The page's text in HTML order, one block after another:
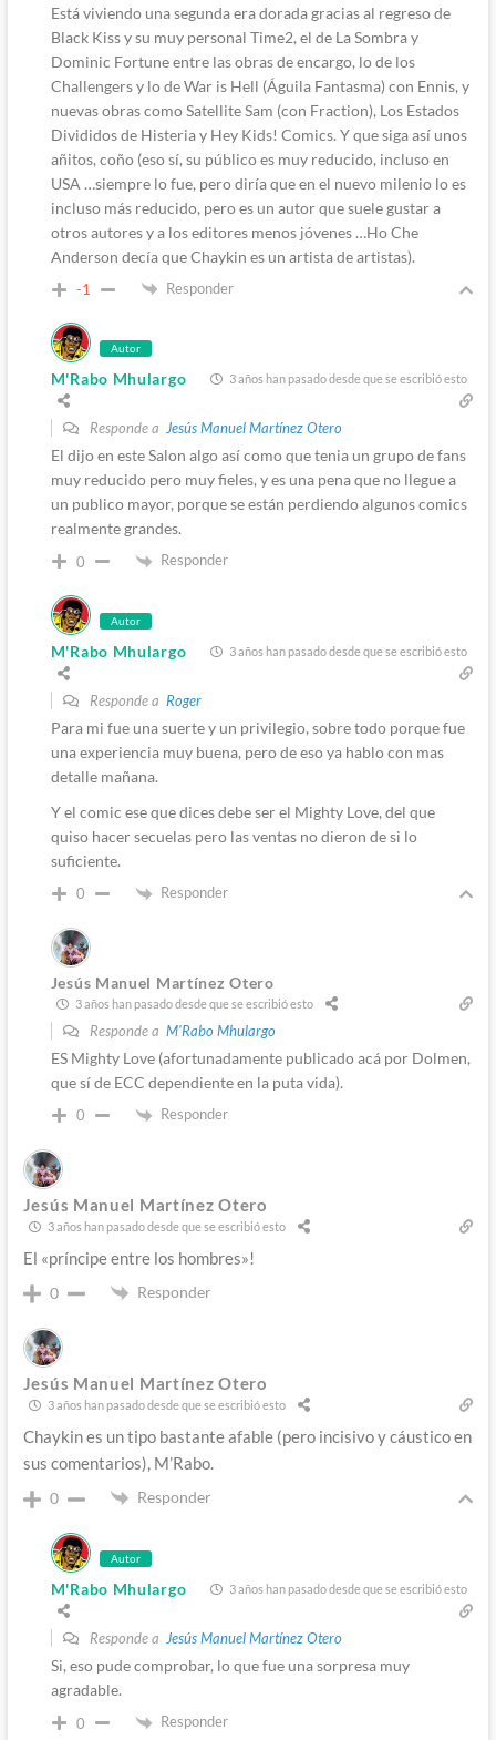
Está viviendo una segunda era dorada gracias al regreso de
Black Kiss y su muy personal Time2, el de La Sombra y
Dominic Fortune entre las obras de encargo, lo de los
Challengers y lo de War is Hell (Águila Fantasma) con Ennis, y
nuevas obras como Satellite Sam (con Fraction), Los Estados
Divididos de Histeria y Hey Kids! Comics. Y que siga así unos
añitos, coño (eso sí, su público es muy reducido, incluso en
USA …siempre lo fue, pero diría que en el nuevo milenio lo es
incluso más reducido, pero es un autor que suele gustar a
otros autores y a los editores menos jóvenes …Ho Che
Anderson decía que Chaykin es un artista de artistas).
-1 Responder
Autor
M'Rabo Mhulargo 3 años han pasado desde que se escribió esto
Responde a Jesús Manuel Martínez Otero
El dijo en este Salon algo así como que tenia un grupo de fans
muy reducido pero muy fieles, y es una pena que no llegue a
un publico mayor, porque se están perdiendo algunos comics
realmente grandes.
0 Responder
Autor
M'Rabo Mhulargo 3 años han pasado desde que se escribió esto
Responde a Roger
Para mi fue una suerte y un privilegio, sobre todo porque fue
una experiencia muy buena, pero de eso ya hablo con mas
detalle mañana.
Y el comic ese que dices debe ser el Mighty Love, del que
quiso hacer secuelas pero las ventas no dieron de si lo
suficiente.
0 Responder
Jesús Manuel Martínez Otero
3 años han pasado desde que se escribió esto
Responde a M'Rabo Mhulargo
ES Mighty Love (afortunadamente publicado acá por Dolmen,
que sí de ECC dependiente en la puta vida).
0 Responder
Jesús Manuel Martínez Otero
3 años han pasado desde que se escribió esto
El «príncipe entre los hombres»!
0 Responder
Jesús Manuel Martínez Otero
3 años han pasado desde que se escribió esto
Chaykin es un tipo bastante afable (pero incisivo y cáustico en
sus comentarios), M’Rabo.
0 Responder
Autor
M'Rabo Mhulargo 3 años han pasado desde que se escribió esto
Responde a Jesús Manuel Martínez Otero
Si, eso pude comprobar, lo que fue una sorpresa muy
agradable.
0 Responder